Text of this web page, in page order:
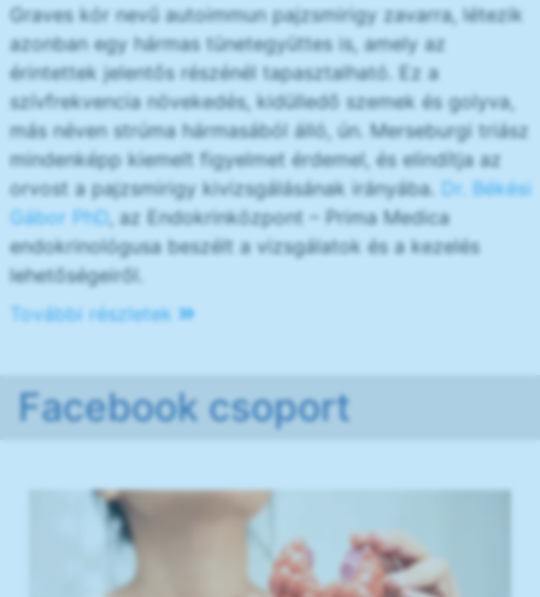
Graves kór nevű autoimmun pajzsmirigy zavarra, létezik
azonban egy hármas tünetegyüttes is, amely az
érintettek jelentős részénél tapasztalható. Ez a
szívfrekvencia növekedés, kidülledő szemek és golyva,
más néven strúma hármasából álló, ún. Merseburgi triász
mindenképp kiemelt figyelmet érdemel, és elindítja az
orvost a pajzsmirigy kivizsgálásának irányába. Dr. Békési
Gábor PhD, az Endokrinközpont – Prima Medica
endokrinológusa beszélt a vizsgálatok és a kezelés
lehetőségeiről.
További részletek
Facebook csoport